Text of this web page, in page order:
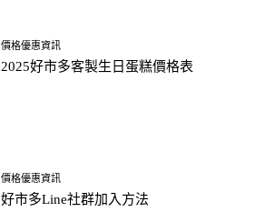
價格優惠資訊
2025好市多客製生日蛋糕價格表
價格優惠資訊
好市多Line社群加入方法